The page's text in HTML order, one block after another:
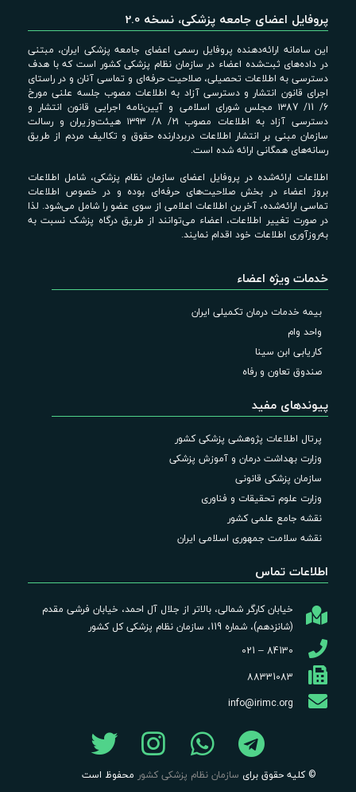
پروفایل اعضای جامعه پزشکی، نسخه 2.0
این سامانه ارائه‌دهنده پروفایل رسمی اعضای جامعه پزشکی ایران، مبتنی
در داده‌های ثبت‌شده اعضاء در سازمان نظام پزشکی کشور است که با هدف
دسترسی به اطلاعات تحصیلی، صلاحیت حرفه‌ای و تماسی آنان و در راستای
اجرای قانون انتشار و دسترسی آزاد به اطلاعات مصوب جلسه علنی مورخ
6/ 11/ ۱۳87 مجلس شورای اسلامی و آیین‌نامه اجرایی قانون انتشار و
دسترسی آزاد به اطلاعات مصوب ۲۱/ ۸/ ۱۳۹۳ هیئت‌وزیران و رسالت
سازمان مبنی بر انتشار اطلاعات دربردارنده حقوق و تکالیف مردم از طریق
رسانه‌های همگانی ارائه شده است.
اطلاعات ارائه‌شده در پروفایل اعضای سازمان نظام پزشکی، شامل اطلاعات
بروز اعضاء در بخش صلاحیت‌های حرفه‌ای بوده و در خصوص اطلاعات
تماسی ارائه‌شده، آخرین اطلاعات اعلامی از سوی عضو را شامل می‌شود. لذا
در صورت تغییر اطلاعات، اعضاء می‌توانند از طریق درگاه پزشک نسبت به
به‌روزآوری اطلاعات خود اقدام نمایند.
خدمات ویژه اعضاء
بیمه خدمات درمان تکمیلی ایران
واحد وام
کاریابی ابن سینا
صندوق تعاون و رفاه
پیوندهای مفید
پرتال اطلاعات پژوهشی پزشکی کشور
وزارت بهداشت درمان و آموزش پزشکی
سازمان پزشکی قانونی
وزارت علوم تحقیقات و فناوری
نقشه جامع علمی کشور
نقشه سلامت جمهوری اسلامی ایران
اطلاعات تماس
خیابان کارگر شمالی، بالاتر از جلال آل احمد، خیابان فرشی مقدم
(شانزدهم)، شماره 119، سازمان نظام پزشکی کل کشور
84130 – 021
88331083
info@irimc.org
© کلیه حقوق برای سازمان نظام پزشکی کشور محفوظ است